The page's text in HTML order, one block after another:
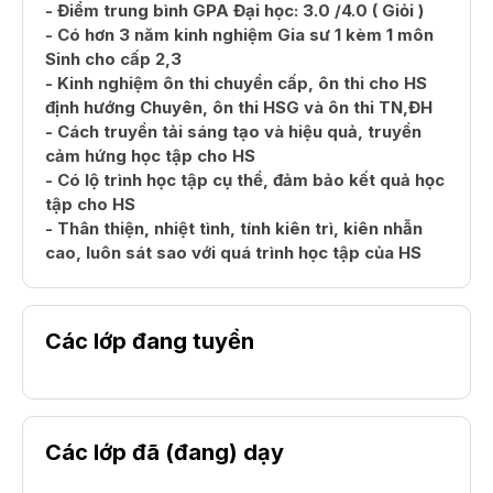
- Điểm trung bình GPA Đại học: 3.0 /4.0 ( Giỏi )
- Có hơn 3 năm kinh nghiệm Gia sư 1 kèm 1 môn
Sinh cho cấp 2,3
- Kinh nghiệm ôn thi chuyển cấp, ôn thi cho HS
định hướng Chuyên, ôn thi HSG và ôn thi TN,ĐH
- Cách truyền tải sáng tạo và hiệu quả, truyền
cảm hứng học tập cho HS
- Có lộ trình học tập cụ thể, đảm bảo kết quả học
tập cho HS
- Thân thiện, nhiệt tình, tính kiên trì, kiên nhẫn
cao, luôn sát sao với quá trình học tập của HS
Các lớp đang tuyển
Các lớp đã (đang) dạy